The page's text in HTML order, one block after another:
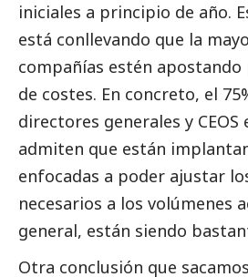
iniciales a principio de año.
está conllevando que la
compañías estén
de costes. En concreto, el
directores generales y CEOS
admiten que están
enfocadas a poder ajustar
necesarios a los volúmenes
general, están siendo
Otra conclusión que